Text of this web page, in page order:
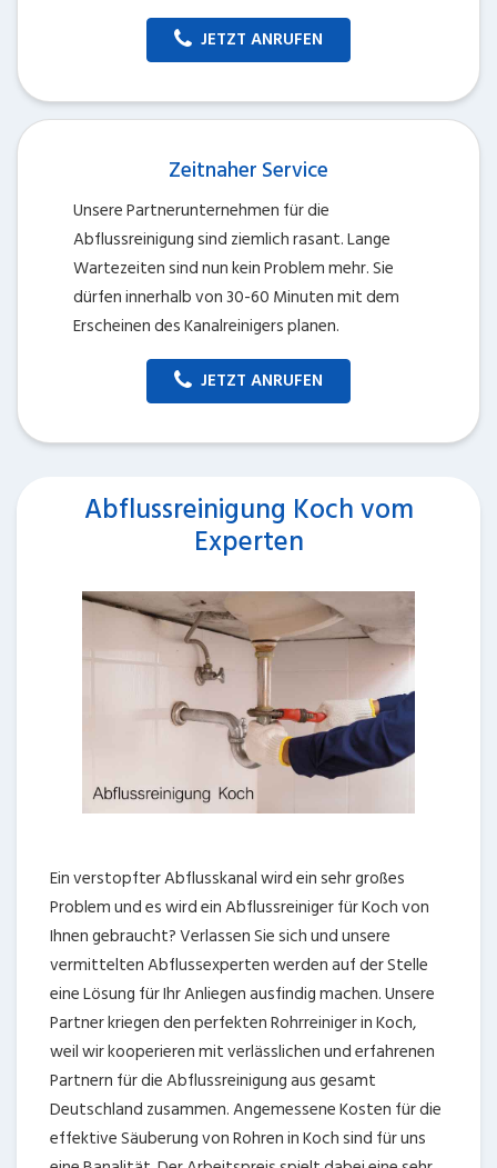
JETZT ANRUFEN
Zeitnaher Service
Unsere Partnerunternehmen für die
Abflussreinigung sind ziemlich rasant. Lange
Wartezeiten sind nun kein Problem mehr. Sie
dürfen innerhalb von 30-60 Minuten mit dem
Erscheinen des Kanalreinigers planen.
JETZT ANRUFEN
Abflussreinigung Koch vom
Experten
Ein verstopfter Abflusskanal wird ein sehr großes
Problem und es wird ein Abflussreiniger für Koch von
Ihnen gebraucht? Verlassen Sie sich und unsere
vermittelten Abflussexperten werden auf der Stelle
eine Lösung für Ihr Anliegen ausfindig machen. Unsere
Partner kriegen den perfekten Rohrreiniger in Koch,
weil wir kooperieren mit verlässlichen und erfahrenen
Partnern für die Abflussreinigung aus gesamt
Deutschland zusammen. Angemessene Kosten für die
effektive Säuberung von Rohren in Koch sind für uns